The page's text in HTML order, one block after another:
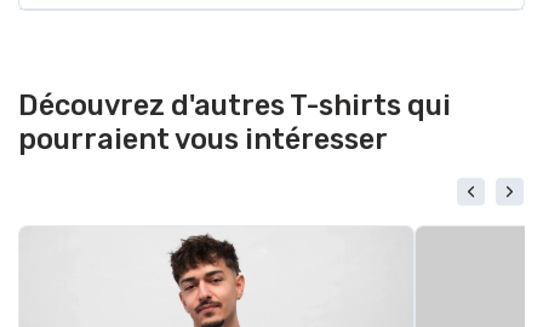
Découvrez d'autres T-shirts qui
pourraient vous intéresser